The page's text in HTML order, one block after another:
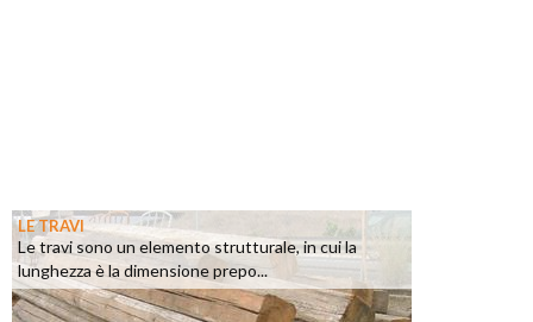
LE TRAVI
Le travi sono un elemento strutturale, in cui la
lunghezza è la dimensione prepo...